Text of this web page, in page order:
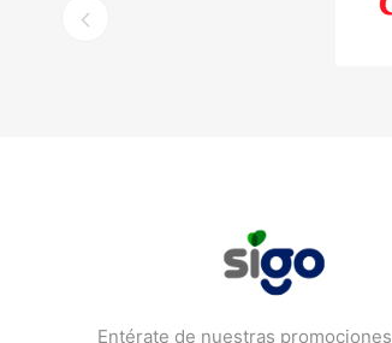
Entérate de nuestras promociones